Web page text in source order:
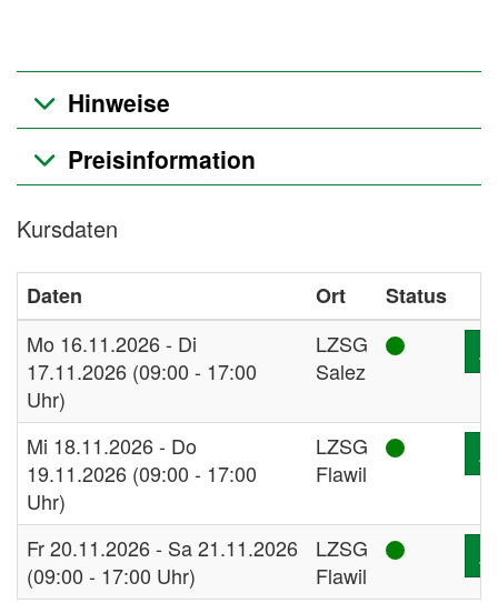
Hinweise
Preisinformation
Kursdaten
Daten Ort
Status
Mo 16.11.2026 - Di
17.11.2026 (09:00 - 17:00
Uhr)
LZSG
Salez
Mi 18.11.2026 - Do
19.11.2026 (09:00 - 17:00
Uhr)
LZSG
Flawil
Fr 20.11.2026 - Sa 21.11.2026
(09:00 - 17:00 Uhr)
LZSG
Flawil